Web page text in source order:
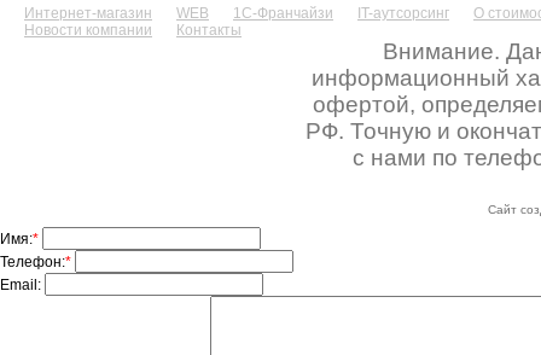
Интернет-магазин WEB 1С-Франчайзи IT-аутсорсинг
О
Новости компании
Контакты
Внимание.
информационный
офертой,
РФ. Точную и
с нами по
Сайт
Имя:*
Телефон:*
Email: